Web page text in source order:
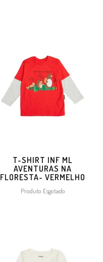
T-SHIRT INF ML
AVENTURAS NA
FLORESTA- VERMELHO
Produto Esgotado